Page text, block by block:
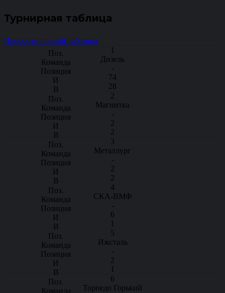
Турнирная таблица
Просмотр полной таблицы
1
Дизель
-
74
28
2
Магнитка
-
2
2
3
Металлург
-
2
2
4
СКА-ВМФ
-
6
1
5
Ижсталь
-
2
1
6
Торпедо Горький